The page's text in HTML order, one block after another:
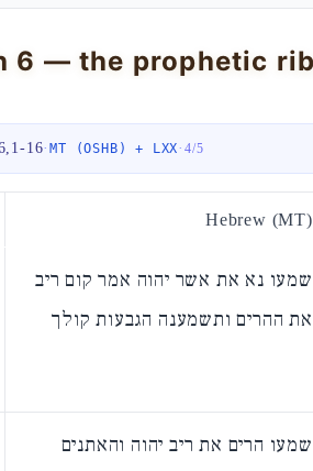
16·MT (OSHB) + LXX·4/5
Hebrew (MT)
שמעו נא את אשר יהוה אמר קום ריב
את ההרים ותשמענה הגבעות קולך
שמעו הרים את ריב יהוה והאתנים